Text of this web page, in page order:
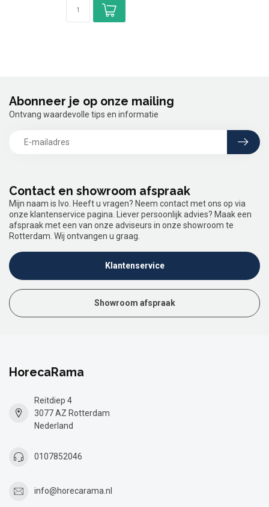
Contact en showroom afspraak
Mijn naam is Ivo. Heeft u vragen? Neem contact met ons op via
onze klantenservice pagina. Liever persoonlijk advies? Maak een
afspraak met een van onze adviseurs in onze showroom te
Rotterdam. Wij ontvangen u graag.
Klantenservice
Showroom afspraak
Abonneer je op onze mailing
Ontvang waardevolle tips en informatie
HorecaRama
Reitdiep 4
3077 AZ Rotterdam
Nederland
0107852046
info@horecarama.nl